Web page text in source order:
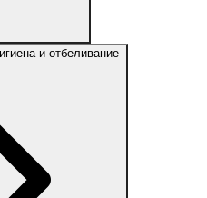
и отбеливание